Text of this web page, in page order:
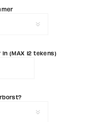
(MAX 12 tekens)